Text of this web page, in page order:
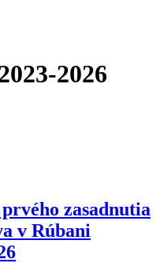
2026
zasadnutia
v Rúbani